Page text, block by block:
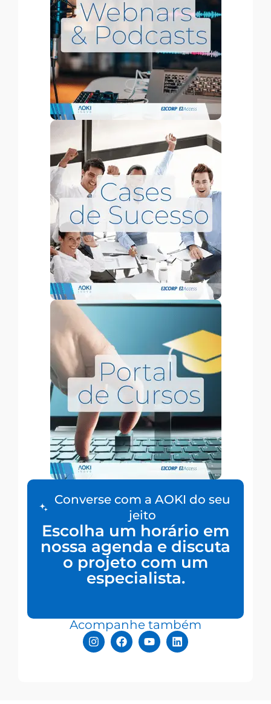
Converse com a AOKI do seu
jeito
Escolha um horário em
nossa agenda e discuta
o projeto com um
especialista.
Acompanhe também